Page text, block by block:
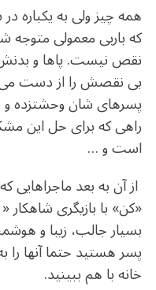
همه چیز ولی به یکباره
که باربی معمولی
نقص نیست. پاها و بدنش
بی نقصش را از دست
پسرهای شان وحشتزده و
راهی که برای حل این
است و …
از آن به بعد
«کن» با بازیگری شاهکار
بسیار جالب، زیبا و
پسر هستید حتما آنها را
خانه با هم ببینید.